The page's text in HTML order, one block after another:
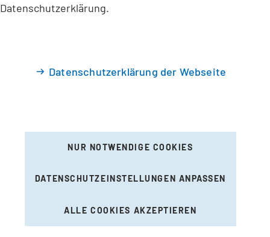
Datenschutzerklärung.
Datenschutzerklärung der Webseite
NUR NOTWENDIGE COOKIES
DATENSCHUTZEINSTELLUNGEN ANPASSEN
ALLE COOKIES AKZEPTIEREN